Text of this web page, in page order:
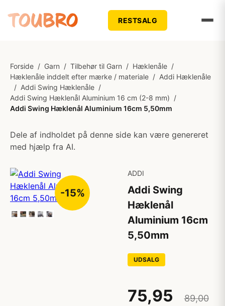
RESTSALG
Forside / Garn / Tilbehør til Garn / Hæklenåle /
Hæklenåle inddelt efter mærke / materiale / Addi Hæklenåle
/ Addi Swing Hæklenåle /
Addi Swing Hæklenål Aluminium 16 cm (2-8 mm) /
Addi Swing Hæklenål Aluminium 16cm 5,50mm
Dele af indholdet på denne side kan være genereret
med hjælp fra AI.
-15%
ADDI
Addi Swing
Hæklenål
Aluminium 16cm
5,50mm
UDSALG
75,95
89,00